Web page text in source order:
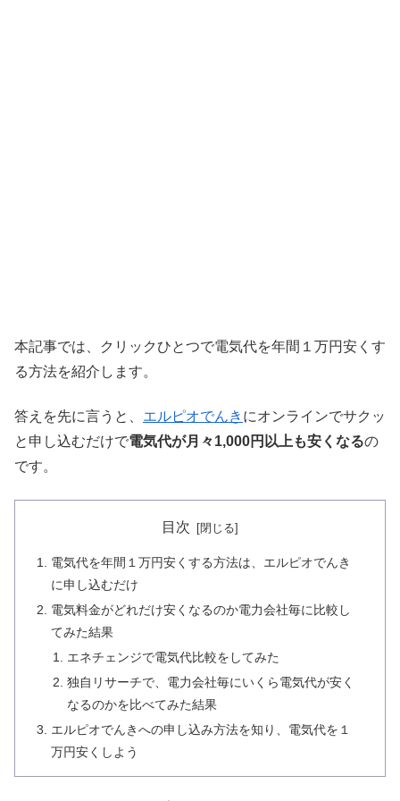
本記事では、クリックひとつで電気代を年間１万円安くす
る方法を紹介します。
答えを先に言うと、 エルピオでんき にオンラインでサクッ
と申し込むだけで電気代が月々1,000円以上も安くなるの
です。
目次
電気代を年間１万円安くする方法は、エルピオでんき
に申し込むだけ
電気料金がどれだけ安くなるのか電力会社毎に比較し
てみた結果
エネチェンジで電気代比較をしてみた
独自リサーチで、電力会社毎にいくら電気代が安く
なるのかを比べてみた結果
エルピオでんきへの申し込み方法を知り、電気代を１
万円安くしよう